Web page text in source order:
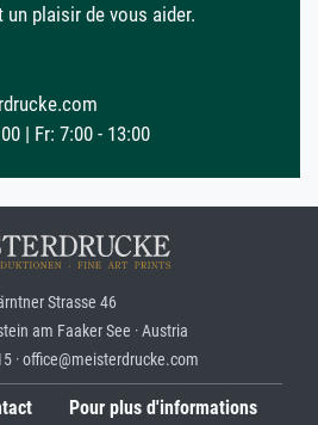
plaisir de vous aider.
| Fr: 7:00 - 13:00
Strasse 46
am Faaker See · Austria
· office@meisterdrucke.com
Pour plus d'informations